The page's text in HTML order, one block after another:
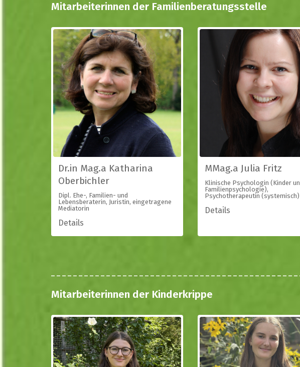
Mitarbeiterinnen der Familienberatungsstelle
Dr.in Mag.a Katharina
Oberbichler
Dipl. Ehe-, Familien- und
Lebensberaterin, Juristin, eingetragene
Mediatorin
Details
MMag.a Julia Fritz
Klinische Psychologin (Kinder
Familienpsychologie),
Psychotherapeutin (systemisch)
Details
Mitarbeiterinnen der Kinderkrippe